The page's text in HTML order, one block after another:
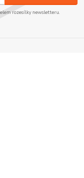
rozesílky newsletteru.